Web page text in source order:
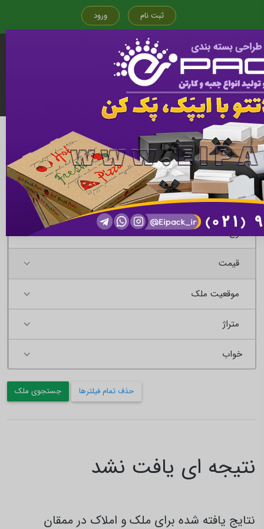
ثبت نام ورود
قیمت
موقعیت ملک
متراژ
جستجوی ملک حذف تمام فیلترها
نتیجه ای یافت نشد
نتایج یافته شده برای ملک و املاک در ممقان